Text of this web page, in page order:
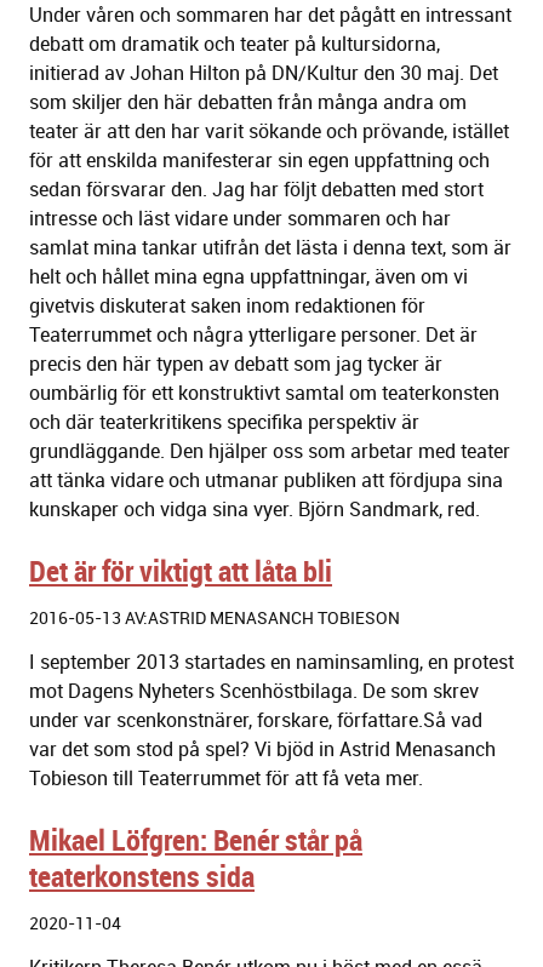
Under våren och sommaren har det pågått en intressant
debatt om dramatik och teater på kultursidorna,
initierad av Johan Hilton på DN/Kultur den 30 maj. Det
som skiljer den här debatten från många andra om
teater är att den har varit sökande och prövande, istället
för att enskilda manifesterar sin egen uppfattning och
sedan försvarar den. Jag har följt debatten med stort
intresse och läst vidare under sommaren och har
samlat mina tankar utifrån det lästa i denna text, som är
helt och hållet mina egna uppfattningar, även om vi
givetvis diskuterat saken inom redaktionen för
Teaterrummet och några ytterligare personer. Det är
precis den här typen av debatt som jag tycker är
oumbärlig för ett konstruktivt samtal om teaterkonsten
och där teaterkritikens specifika perspektiv är
grundläggande. Den hjälper oss som arbetar med teater
att tänka vidare och utmanar publiken att fördjupa sina
kunskaper och vidga sina vyer. Björn Sandmark, red.
Det är för viktigt att låta bli
2016-05-13 AV:ASTRID MENASANCH TOBIESON
I september 2013 startades en naminsamling, en protest
mot Dagens Nyheters Scenhöstbilaga. De som skrev
under var scenkonstnärer, forskare, författare.Så vad
var det som stod på spel? Vi bjöd in Astrid Menasanch
Tobieson till Teaterrummet för att få veta mer.
Mikael Löfgren: Benér står på
teaterkonstens sida
2020-11-04